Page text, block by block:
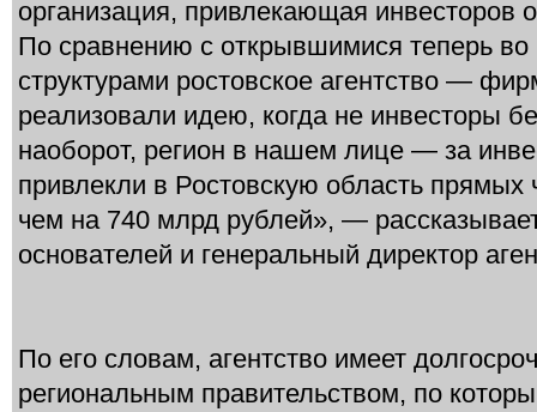
организация, привлекающая инвесторов
По сравнению с открывшимися теперь
структурами ростовское агентство —
реализовали идею, когда не инвесторы
наоборот, регион в нашем лице — за
привлекли в Ростовскую область прямых
чем на 740 млрд рублей», —
основателей и генеральный директор
По его словам, агентство имеет
региональным правительством, по